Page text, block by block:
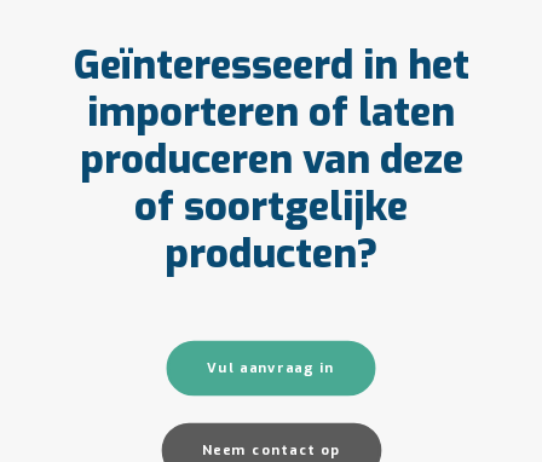
Geïnteresseerd in het
importeren of laten
produceren van deze
of soortgelijke
producten?
Vul aanvraag in
Neem contact op